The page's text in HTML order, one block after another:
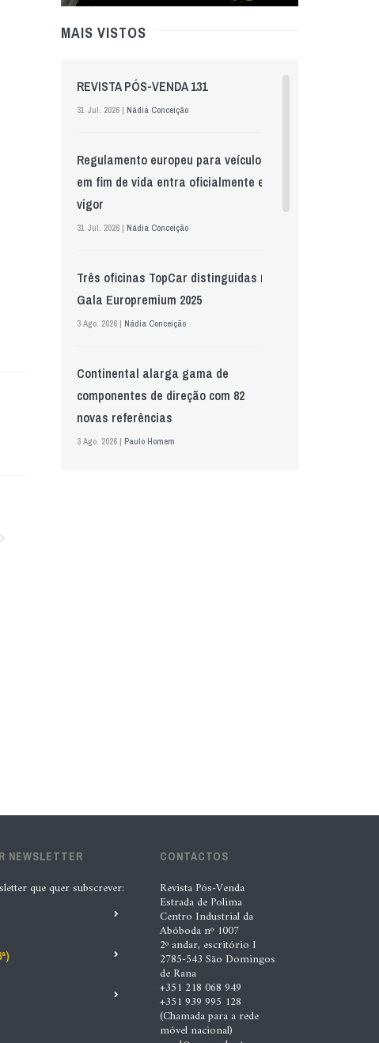
MAIS VISTOS
REVISTA PÓS-VENDA 131
31 Jul. 2026 | Nádia Conceição
Regulamento europeu para veículos
em fim de vida entra oficialmente em
vigor
31 Jul. 2026 | Nádia Conceição
Três oficinas TopCar distinguidas na
Gala Europremium 2025
3 Ago. 2026 | Nádia Conceição
Continental alarga gama de
componentes de direção com 82
novas referências
3 Ago. 2026 | Paulo Homem
Matias, INDASA
4 Ago. 2026 | Nádia Conceição
Automechanika marca nova fase da
expansão europeia da XTOOL
Nádia Conceição
NEWSLETTER
que quer subscrever:
CONTACTOS
Revista Pós-Venda
Estrada de Polima
Centro Industrial da
Abóboda nº 1007
2º andar, escritório I
2785-543 São Domingos
de Rana
+351 218 068 949
+351 939 995 128
(Chamada para a rede
móvel nacional)